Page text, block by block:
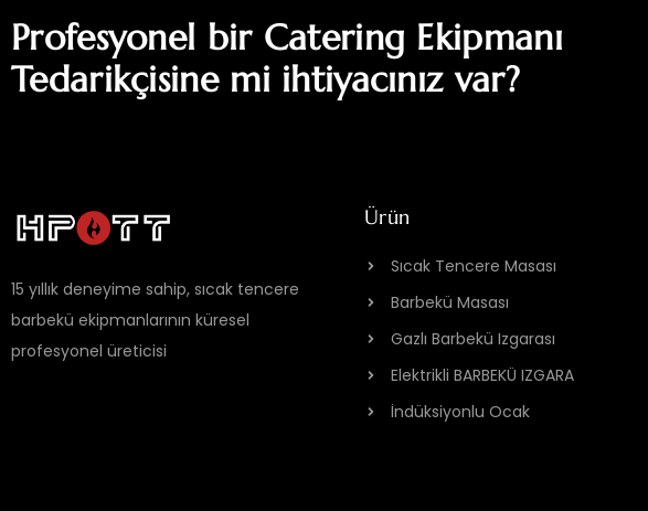
Profesyonel bir Catering Ekipmanı
Tedarikçisine mi ihtiyacınız var?
15 yıllık deneyime sahip, sıcak tencere
barbekü ekipmanlarının küresel
profesyonel üreticisi
Ürün
Sıcak Tencere Masası
Barbekü Masası
Gazlı Barbekü Izgarası
Elektrikli BARBEKÜ IZGARA
İndüksiyonlu Ocak